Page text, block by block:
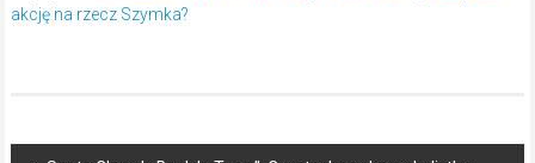
akcję na rzecz Szymka?